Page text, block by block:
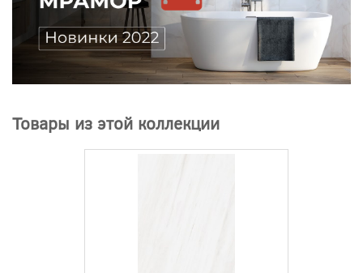
Товары из этой коллекции